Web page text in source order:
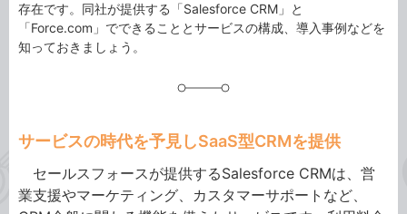
存在です。同社が提供する「Salesforce CRM」と
「Force.com」でできることとサービスの構成、導入事例などを
知っておきましょう。
サービスの時代を予見しSaaS型CRMを提供
セールスフォースが提供するSalesforce CRMは、営
業支援やマーケティング、カスタマーサポートなど、